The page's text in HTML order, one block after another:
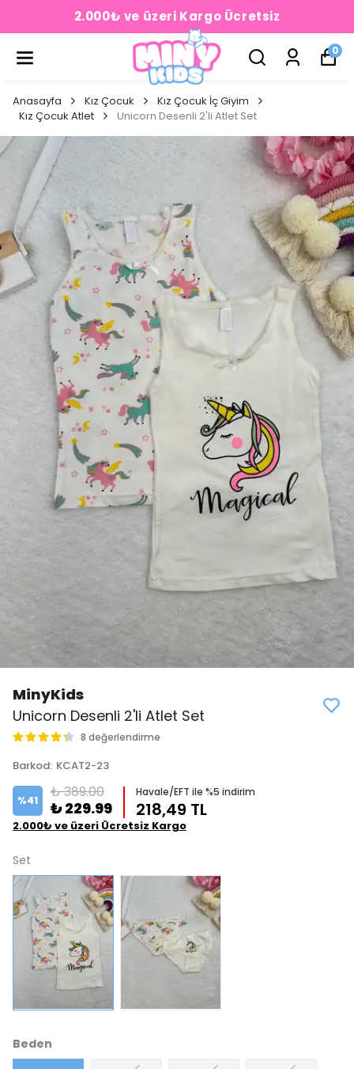
2.000₺ ve üzeri Kargo Ücretsiz
0
Anasayfa Kız Çocuk
Kız Çocuk İç Giyim
Kız Çocuk Atlet
Unicorn Desenli 2'li Atlet Set
MinyKids
Unicorn Desenli 2'li Atlet Set
8 değerlendirme
Barkod: KCAT2-23
%41 ₺ 389.00
₺ 229.99
Havale/EFT ile %5 indirim
218,49 TL
2.000₺ ve üzeri Ücretsiz Kargo
Set
Beden